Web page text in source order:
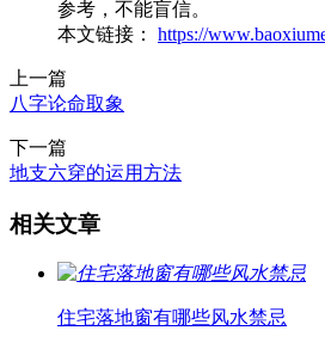
参考，不能盲信。
本文链接： https://
上一篇
八字论命取象
下一篇
地支六穿的运用方法
相关文章
住宅落地窗有哪些风水禁忌